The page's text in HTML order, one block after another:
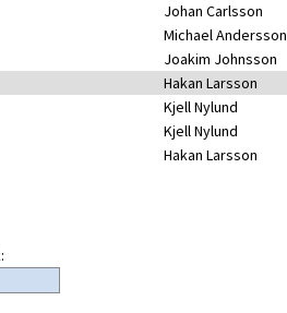
Johan Carlsson
Michael Andersson
Joakim Johnsson
Hakan Larsson
Kjell Nylund
Kjell Nylund
Hakan Larsson